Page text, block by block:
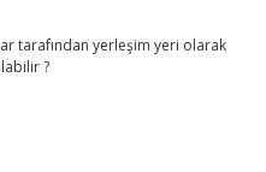
tarafından yerleşim yeri olarak
?